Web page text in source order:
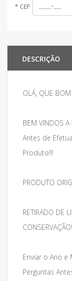
* CEP
DESCRIÇÃO
OLÁ, QUE BOM
BEM VINDOS A
Antes de
Produto!!!
PRODUTO
RETIRADO DE
Enviar o Ano
Perguntas